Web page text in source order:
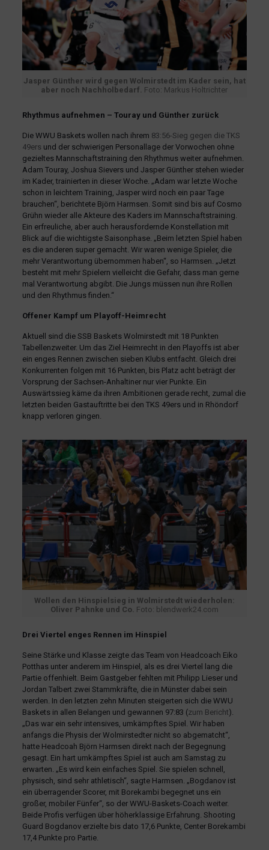
Jasper Günther wird gegen Wolmirstedt im Kader sein, hat
aber noch Nachholbedarf. Foto: Markus Holtrichter
Rhythmus aufnehmen – Touray und Günther zurück
Die WWU Baskets wollen nach ihrem 83:56-Sieg gegen die TKS
49ers und der schwierigen Personallage der Vorwochen ohne
gezieltes Mannschaftstraining den Rhythmus weiter aufnehmen.
Adam Touray, Joshua Sievers und Jasper Günther stehen wieder
im Kader, trainierten in dieser Woche. „Adam war letzte Woche
schon in leichtem Training, Jasper wird noch ein paar Tage
brauchen“, berichtete Björn Harmsen. Somit sind bis auf Cosmo
Grühn wieder alle Akteure des Kaders im Mannschaftstraining.
Ein erfreuliche, aber auch herausfordernde Konstellation mit
Blick auf die wichtigste Saisonphase. „Beim letzten Spiel haben
es die anderen super gemacht. Wir waren wenige Spieler, die
mehr Verantwortung übernommen haben“, so Harmsen. „Jetzt
besteht mit mehr Spielern vielleicht die Gefahr, dass man gerne
mal Verantwortung abgibt. Die Jungs müssen nun ihre Rollen
und den Rhythmus finden.“
Offener Kampf um Playoff-Heimrecht
Aktuell sind die SSB Baskets Wolmirstedt mit 18 Punkten
Tabellenzweiter. Um das Ziel Heimrecht in den Playoffs ist aber
ein enges Rennen zwischen sieben Klubs entfacht. Gleich drei
Konkurrenten folgen mit 16 Punkten, bis Platz acht beträgt der
Vorsprung der Sachsen-Anhaltiner nur vier Punkte. Ein
Auswärtssieg käme da ihren Ambitionen gerade recht, zumal die
letzten beiden Gastauftritte bei den TKS 49ers und in Rhöndorf
knapp verloren gingen.
Wollen den Hinspielsieg in Wolmirstedt wiederholen:
Oliver Pahnke und Co. Foto: blendwerk24.com
Drei Viertel enges Rennen im Hinspiel
Seine Stärke und Klasse zeigte das Team von Headcoach Eiko
Potthas unter anderem im Hinspiel, als es drei Viertel lang die
Partie offenhielt. Beim Gastgeber fehlten mit Philipp Lieser und
Jordan Talbert zwei Stammkräfte, die in Münster dabei sein
werden. In den letzten zehn Minuten steigerten sich die WWU
Baskets in allen Belangen und gewannen 97:83 (zum Bericht).
„Das war ein sehr intensives, umkämpftes Spiel. Wir haben
anfangs die Physis der Wolmirstedter nicht so abgematcht“,
hatte Headcoah Björn Harmsen direkt nach der Begegnung
gesagt. Ein hart umkämpftes Spiel ist auch am Samstag zu
erwarten. „Es wird kein einfaches Spiel. Sie spielen schnell,
physisch, sind sehr athletisch“, sagte Harmsen. „Bogdanov ist
ein überragender Scorer, mit Borekambi begegnet uns ein
großer, mobiler Fünfer“, so der WWU-Baskets-Coach weiter.
Beide Profis verfügen über höherklassige Erfahrung. Shooting
Guard Bogdanov erzielte bis dato 17,6 Punkte, Center Borekambi
17,4 Punkte pro Partie.